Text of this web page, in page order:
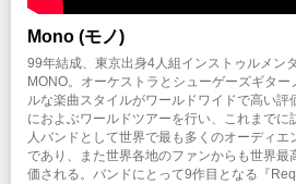
Mono (モノ)
99年結成、東京出身4人組インストゥルメン
MONO。オーケストラとシューゲーズギタ
ルな楽曲スタイルがワールドワイドで高い
におよぶワールドツアーを行い、これまで
人バンドとして世界で最も多くのオーディエ
であり、また世界各地のファンからも世界最
価される。バンドにとって9作目となる『